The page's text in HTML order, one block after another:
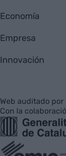
Economía
Empresa
Innovación
Web auditado
Con la